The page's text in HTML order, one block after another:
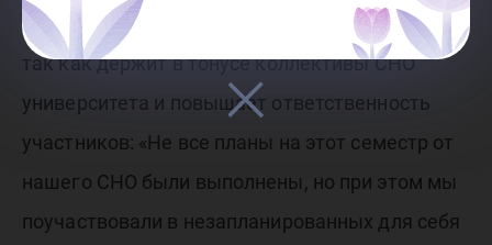
волнительным, но полезным мероприятием,
так как держит в тонусе коллективы СНО
университета и повышает ответственность
участников: «Не все планы на этот семестр от
нашего СНО были выполнены, но при этом мы
поучаствовали в незапланированных для себя